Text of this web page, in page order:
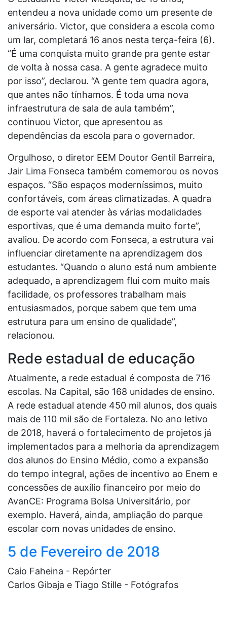
entendeu a nova unidade como um presente de
aniversário. Victor, que considera a escola como
um lar, completará 16 anos nesta terça-feira (6).
“É uma conquista muito grande pra gente estar
de volta à nossa casa. A gente agradece muito
por isso”, declarou. “A gente tem quadra agora,
que antes não tínhamos. É toda uma nova
infraestrutura de sala de aula também”,
continuou Victor, que apresentou as
dependências da escola para o governador.
Orgulhoso, o diretor EEM Doutor Gentil Barreira,
Jair Lima Fonseca também comemorou os novos
espaços. “São espaços moderníssimos, muito
confortáveis, com áreas climatizadas. A quadra
de esporte vai atender às várias modalidades
esportivas, que é uma demanda muito forte”,
avaliou. De acordo com Fonseca, a estrutura vai
influenciar diretamente na aprendizagem dos
estudantes. “Quando o aluno está num ambiente
adequado, a aprendizagem flui com muito mais
facilidade, os professores trabalham mais
entusiasmados, porque sabem que tem uma
estrutura para um ensino de qualidade”,
relacionou.
Rede estadual de educação
Atualmente, a rede estadual é composta de 716
escolas. Na Capital, são 168 unidades de ensino.
A rede estadual atende 450 mil alunos, dos quais
mais de 110 mil são de Fortaleza. No ano letivo
de 2018, haverá o fortalecimento de projetos já
implementados para a melhoria da aprendizagem
dos alunos do Ensino Médio, como a expansão
do tempo integral, ações de incentivo ao Enem e
concessões de auxílio financeiro por meio do
AvanCE: Programa Bolsa Universitário, por
exemplo. Haverá, ainda, ampliação do parque
escolar com novas unidades de ensino.
5 de Fevereiro de 2018
Caio Faheina - Repórter
Carlos Gibaja e Tiago Stille - Fotógrafos